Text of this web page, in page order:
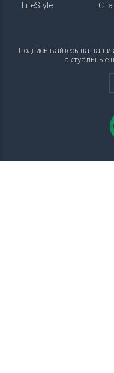
LifeStyle
Подписывайтесь на наши
актуальные